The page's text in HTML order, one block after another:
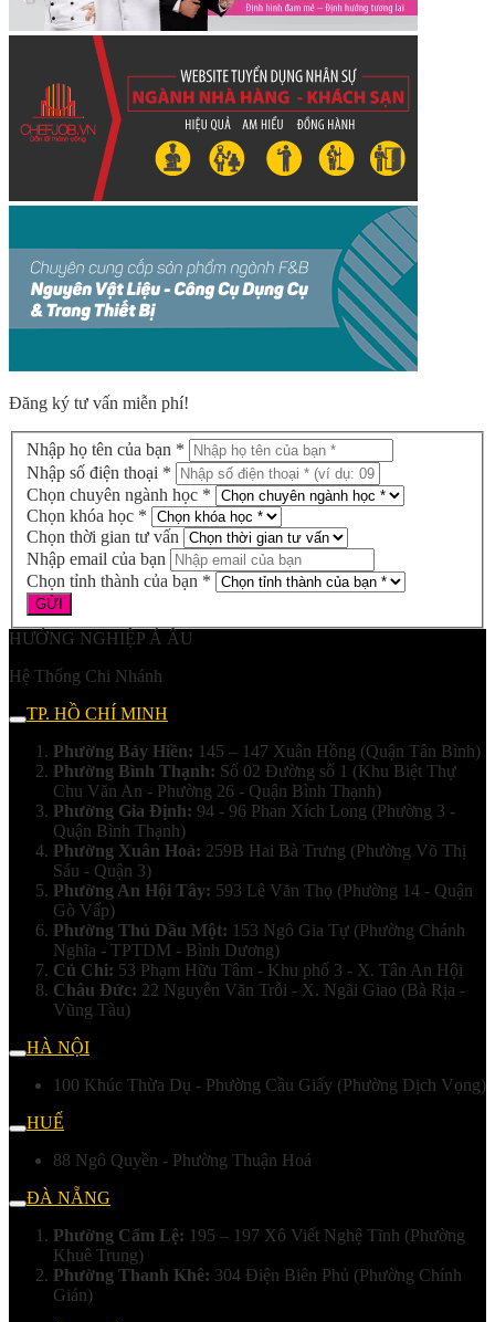
Đăng ký tư vấn miễn phí!
Nhập họ tên của bạn *
Nhập số điện thoại *
Chọn chuyên ngành học *
Chọn khóa học *
Chọn thời gian tư vấn
Nhập email của bạn
Chọn tỉnh thành của bạn *
HƯỚNG NGHIỆP Á ÂU
Hệ Thống Chi Nhánh
TP. HỒ CHÍ MINH
Phường Bảy Hiền: 145 – 147 Xuân Hồng (Quận Tân Bình)
Phường Bình Thạnh: Số 02 Đường số 1 (Khu Biệt Thự
Chu Văn An - Phường 26 - Quận Bình Thạnh)
Phường Gia Định: 94 - 96 Phan Xích Long (Phường 3 -
Quận Bình Thạnh)
Phường Xuân Hoà: 259B Hai Bà Trưng (Phường Võ Thị
Sáu - Quận 3)
Phường An Hội Tây: 593 Lê Văn Thọ (Phường 14 - Quận
Gò Vấp)
Phường Thủ Dầu Một: 153 Ngô Gia Tự (Phường Chánh
Nghĩa - TPTDM - Bình Dương)
Củ Chi: 53 Phạm Hữu Tâm - Khu phố 3 - X. Tân An Hội
Châu Đức: 22 Nguyễn Văn Trỗi - X. Ngãi Giao (Bà Rịa -
Vũng Tàu)
HÀ NỘI
100 Khúc Thừa Dụ - Phường Cầu Giấy (Phường Dịch Vọng)
HUẾ
88 Ngô Quyền - Phường Thuận Hoá
ĐÀ NẴNG
Phường Cẩm Lệ: 195 – 197 Xô Viết Nghệ Tĩnh (Phường
Khuê Trung)
Phường Thanh Khê: 304 Điện Biên Phủ (Phường Chính
Gián)